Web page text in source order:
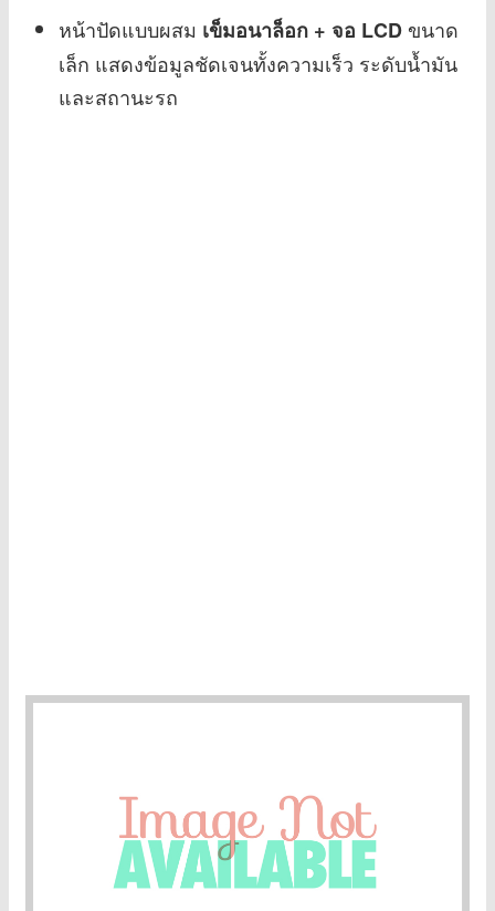
หน้าปัดแบบผสม เข็มอนาล็อก + จอ LCD ขนาด
เล็ก แสดงข้อมูลชัดเจนทั้งความเร็ว ระดับน้ำมัน
และสถานะรถ